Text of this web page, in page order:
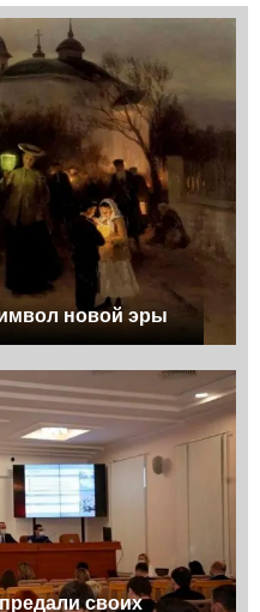
новой эры
своих